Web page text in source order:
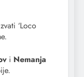
‘Loco
i Nemanja